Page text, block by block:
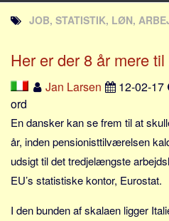
Utvandrarna.se
Tyskland.dk
England.dk
JLKM.dk
Lande
Tyrkiet
Spanien
Sverige
JOB, STATISTIK, LØN,
Her er der 8 år mere
Jan Larsen 12-02-17
ord
En dansker kan se frem til at
år, inden pensionisttilværelsen
udsigt til det tredjelængste
EU’s statistiske kontor, Eurostat.
I den bunden af skalaen ligger